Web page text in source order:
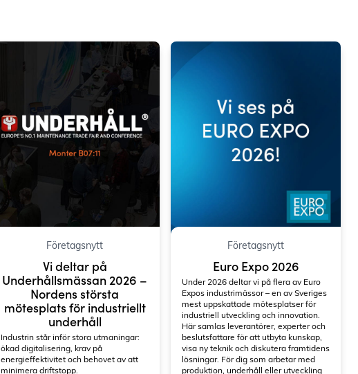
Företagsnytt
Vi deltar på
Underhållsmässan 2026 –
Nordens största
mötesplats för industriellt
underhåll
Industrin står inför stora utmaningar:
ökad digitalisering, krav på
energieffektivitet och behovet av att
minimera driftstopp.
Företagsnytt
Euro Expo 2026
Under 2026 deltar vi på flera av Euro
Expos industrimässor – en av Sveriges
mest uppskattade mötesplatser för
industriell utveckling och innovation.
Här samlas leverantörer, experter och
beslutsfattare för att utbyta kunskap,
visa ny teknik och diskutera framtidens
lösningar. För dig som arbetar med
produktion, underhåll eller utveckling